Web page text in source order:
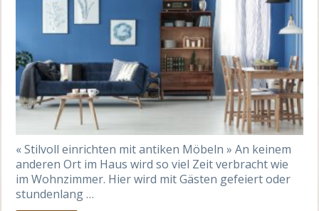
« Stilvoll einrichten mit antiken Möbeln » An keinem
anderen Ort im Haus wird so viel Zeit verbracht wie
im Wohnzimmer. Hier wird mit Gästen gefeiert oder
stundenlang …